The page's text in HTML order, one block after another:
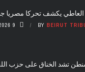
العاطي يكشف تحركا مصريا
BY BEIRUT 9 AUGUST، 2026
تشد الخناق على حزب